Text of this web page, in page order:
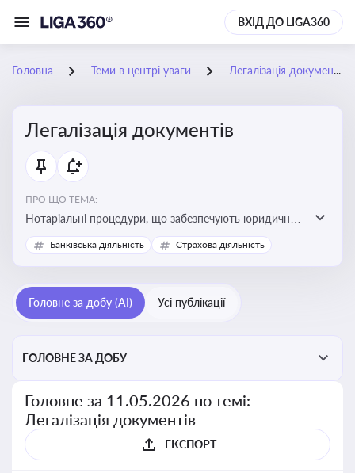
ВХІД ДО LIGA360
Головна Теми в центрі уваги Легалізація документів
Легалізація документів
ПРО ЩО ТЕМА:
Нотаріальні процедури, що забезпечують юридичну
чинність документів та їх використання в
правовідносинах, у тому числі за кордоном.
правильно оформлювати документи, уникати ризиків
недійсності та забезпечувати їх належне прийняття
Банківська діяльність Страхова діяльність
Головне за добу (AI) Усі публікації
ГОЛОВНЕ ЗА ДОБУ
Головне за 11.05.2026 по темі:
Легалізація документів
ЕКСПОРТ